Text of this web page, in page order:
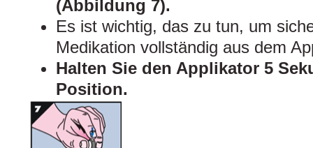
(Abbildung 7).
Es ist wichtig, das zu tun, um
Medikation vollständig aus dem
Halten Sie den Applikator 5
Position.